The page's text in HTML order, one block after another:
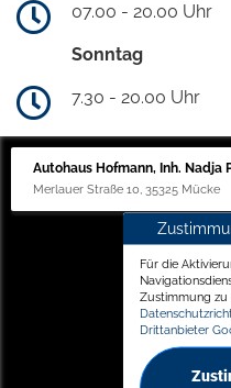
07.00 - 20.00 Uhr
Sonntag
7.30 - 20.00 Uhr
Autohaus Hofmann, Inh. Nadja
Merlauer Straße 10, 35325 Mücke
Für die
Zustimmung zu
Drittanbieter